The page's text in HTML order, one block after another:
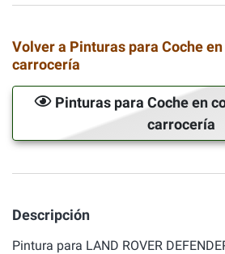
Volver a Pinturas para Coche
carrocería
Pinturas para Coche en
carrocería
Descripción
Pintura para LAND ROVER